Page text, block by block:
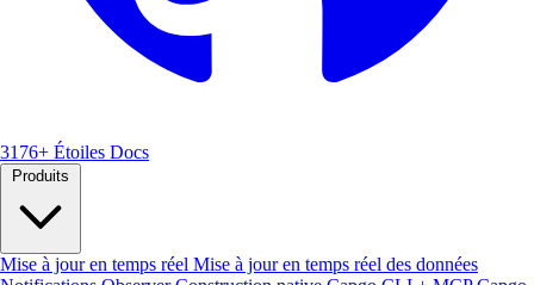
3176+ Étoiles Docs
Produits
Mise à jour en temps réel Mise à jour en temps réel des données